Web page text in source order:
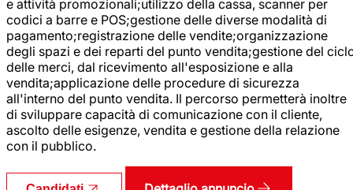
e attività promozionali;utilizzo della cassa, scanner per
codici a barre e POS;gestione delle diverse modalità di
pagamento;registrazione delle vendite;organizzazione
degli spazi e dei reparti del punto vendita;gestione del
delle merci, dal ricevimento all'esposizione e alla
vendita;applicazione delle procedure di sicurezza
all'interno del punto vendita. Il percorso permetterà inoltre
di sviluppare capacità di comunicazione con il cliente,
ascolto delle esigenze, vendita e gestione della relazione
con il pubblico.